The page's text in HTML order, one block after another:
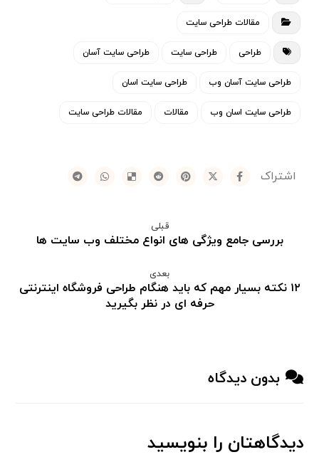
مقالات طراحی سایت
طراحی طراحی سایت طراحی سایت آسان
طراحی سایت آسان وب طراحی سایت اسان
طراحی سایت اسان وب مقالات مقالات طراحی سایت
قبلی
بررسی جامع ویژگی های انواع مختلف وب سایت ها
بعدی
١٢ نکته بسیار مهم که باید هنگام طراحی فروشگاه اینترنتی
حرفه ای در نظر بگیرید
بدون دیدگاه
دیدگاهتان را بنویسید